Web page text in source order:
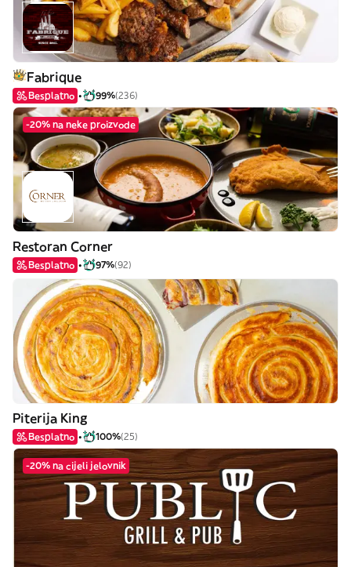
Fabrique
Besplatno 99%(236)
-20% na neke proizvode
Restoran Corner
Besplatno 97%(92)
Piterija King
Besplatno 100%(25)
-20% na cijeli jelovnik